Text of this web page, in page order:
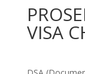
VISA